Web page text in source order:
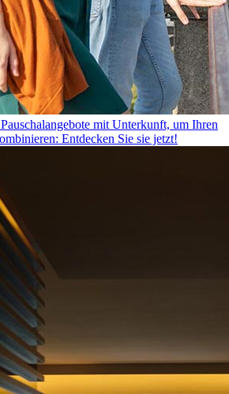
mit Unterkunft, um Ihren
Entdecken Sie sie jetzt!